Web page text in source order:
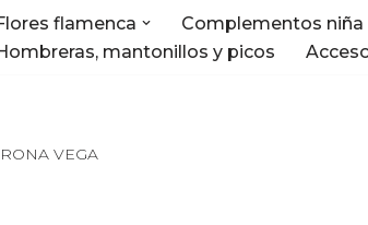
flamenca Complementos niña
mantonillos y picos
VEGA